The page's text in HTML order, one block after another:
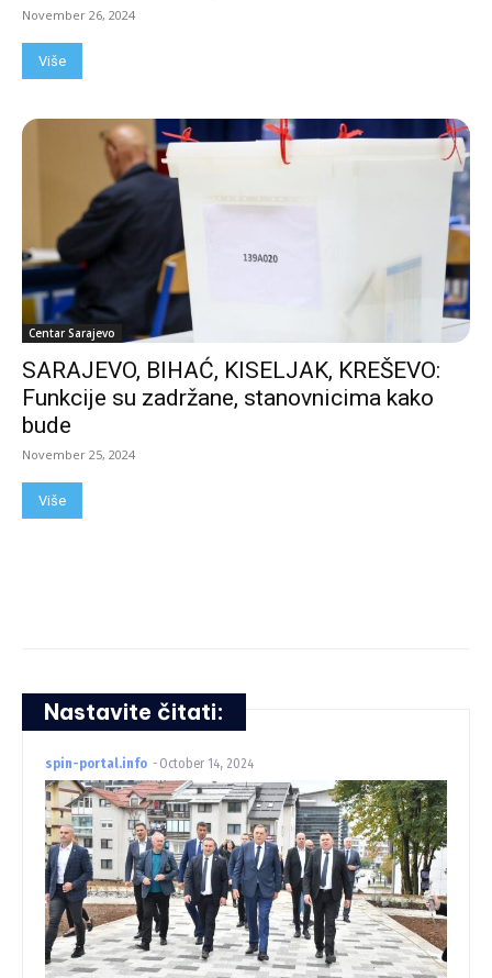
November 26, 2024
Više
Centar Sarajevo
SARAJEVO, BIHAĆ, KISELJAK, KREŠEVO:
Funkcije su zadržane, stanovnicima kako
bude
November 25, 2024
Više
Nastavite čitati:
spin-portal.info - October 14, 2024